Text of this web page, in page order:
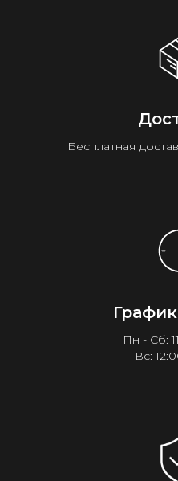
Бесплатная
Пн - Сб:
Вс: